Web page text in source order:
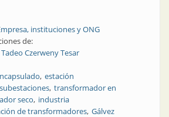
instituciones y ONG
de:
Tadeo Czerweny Tesar
estación
subestaciones transformador en
seco industria
de transformadores Gálvez